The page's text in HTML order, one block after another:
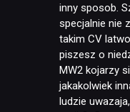
inny sposob.
specjalnie nie
takim CV
piszesz o
MW2 kojarzy
jakakolwiek
ludzie